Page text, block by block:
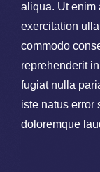
aliqua. Ut enim
exercitation
commodo
reprehenderit
fugiat nulla
iste natus error
doloremque